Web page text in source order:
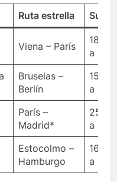
Ruta estrella Suite
Viena – París
a
Bruselas –
Berlín
a
París –
Madrid*
a
Estocolmo –
Hamburgo
a